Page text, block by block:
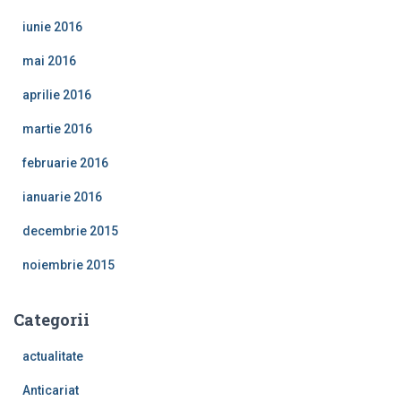
iunie 2016
mai 2016
aprilie 2016
martie 2016
februarie 2016
ianuarie 2016
decembrie 2015
noiembrie 2015
Categorii
actualitate
Anticariat